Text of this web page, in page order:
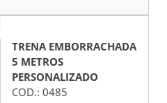
TRENA EMBORRACHADA
5 METROS
PERSONALIZADO
COD.: 0485